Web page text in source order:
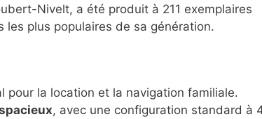
Nivelt, a été produit à 211 exemplaires
les plus populaires de sa génération.
pour la location et la navigation familiale.
, avec une configuration standard à